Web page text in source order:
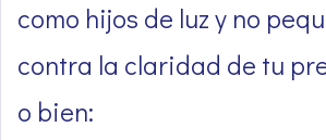
como hijos de luz y no
contra la claridad de tu
o bien: